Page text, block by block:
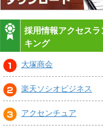
採用情報アクセスラ
キング
大塚商会
楽天ソシオビジネス
アクセンチュア